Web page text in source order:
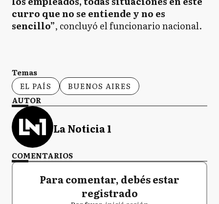
curro que no se entiende y no es
sencillo”, concluyó el funcionario nacional.
Temas
EL PAÍS
BUENOS AIRES
AUTOR
La Noticia 1
COMENTARIOS
Para comentar, debés estar
registrado